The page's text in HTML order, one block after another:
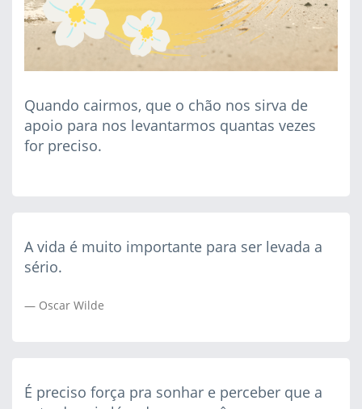
Quando cairmos, que o chão nos sirva de
apoio para nos levantarmos quantas vezes
for preciso.
A vida é muito importante para ser levada a
sério.
Oscar Wilde
É preciso força pra sonhar e perceber que a